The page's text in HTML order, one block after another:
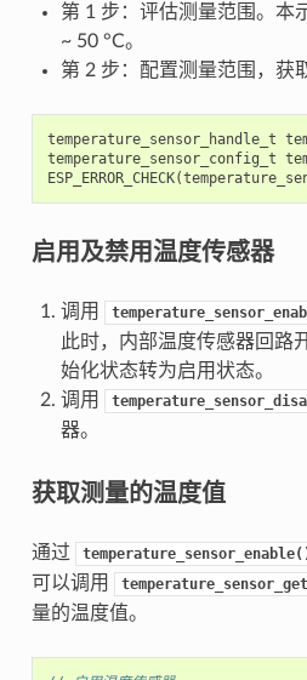
第 1 步：评估测量范围。本
~ 50 °C。
第 2 步：配置测量范围，获
temperature_sensor_handle_t
temperature_sensor_config_t
ESP_ERROR_CHECK(
启用及禁用温度传感器
调用
此时，内部温度传感器回路
始化状态转为启用状态。
调用
器。
获取测量的温度值
通过
可以调用
量的温度值。